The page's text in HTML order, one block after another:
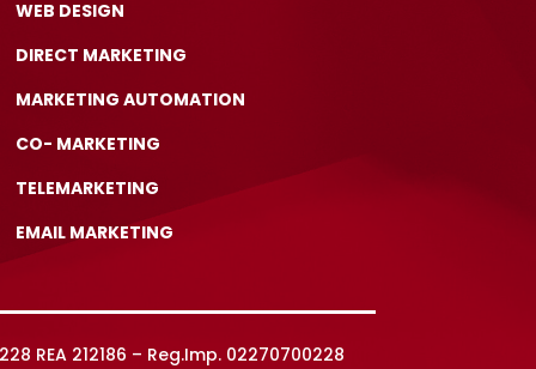
WEB DESIGN
DIRECT MARKETING
MARKETING AUTOMATION
CO- MARKETING
TELEMARKETING
EMAIL MARKETING
REA 212186 – Reg.Imp. 02270700228